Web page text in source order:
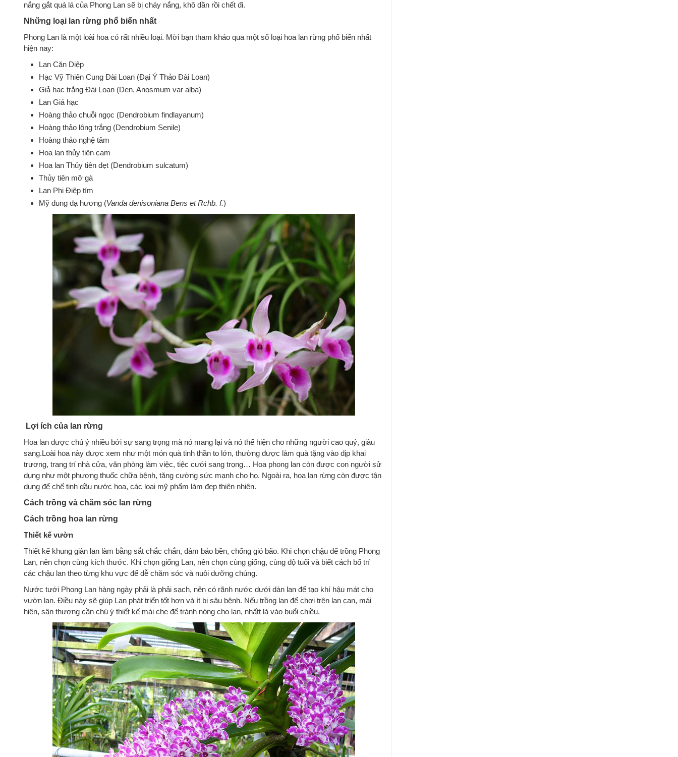
nắng gắt quá lá của Phong Lan sẽ bị cháy nắng, khô dần rồi chết đi.
Những loại lan rừng phổ biến nhất
Phong Lan là một loài hoa có rất nhiều loại. Mời bạn tham khảo qua một số loại hoa lan rừng phổ biến nhất
hiện nay:
Lan Căn Diệp
Hạc Vỹ Thiên Cung Đài Loan (Đại Ý Thảo Đài Loan)
Giả hạc trắng Đài Loan (Den. Anosmum var alba)
Lan Giả hạc
Hoàng thảo chuỗi ngọc (Dendrobium findlayanum)
Hoàng thảo lông trắng (Dendrobium Senile)
Hoàng thảo nghệ tâm
Hoa lan thủy tiên cam
Hoa lan Thủy tiên dẹt (Dendrobium sulcatum)
Thủy tiên mỡ gà
Lan Phi Điệp tím
Mỹ dung dạ hương (Vanda denisoniana Bens et Rchb. f.)
Lợi ích của lan rừng
Hoa lan được chú ý nhiều bởi sự sang trọng mà nó mang lại và nó thể hiện cho những người cao quý, giàu
sang.Loài hoa này được xem như một món quà tinh thần to lớn, thường được làm quà tặng vào dịp khai
trương, trang trí nhà cửa, văn phòng làm việc, tiệc cưới sang trọng… Hoa phong lan còn được con người sử
dụng như một phương thuốc chữa bệnh, tăng cường sức mạnh cho họ. Ngoài ra, hoa lan rừng còn được tận
dụng để chế tinh dầu nước hoa, các loại mỹ phẩm làm đẹp thiên nhiên.
Cách trồng và chăm sóc lan rừng
Cách trồng hoa lan rừng
Thiết kế vườn
Thiết kế khung giàn lan làm bằng sắt chắc chắn, đảm bảo bền, chống gió bão. Khi chọn chậu để trồng Phong
Lan, nên chọn cùng kích thước. Khi chọn giống Lan, nên chọn cùng giống, cùng độ tuổi và biết cách bố trí
các chậu lan theo từng khu vực để dễ chăm sóc và nuôi dưỡng chúng.
Nước tưới Phong Lan hàng ngày phải là phải sạch, nên có rãnh nước dưới dàn lan để tạo khí hậu mát cho
vườn lan. Điều này sẽ giúp Lan phát triển tốt hơn và ít bị sâu bệnh. Nếu trồng lan để chơi trên lan can, mái
hiên, sân thượng cần chú ý thiết kế mái che để tránh nóng cho lan, nhấtt là vào buổi chiều.